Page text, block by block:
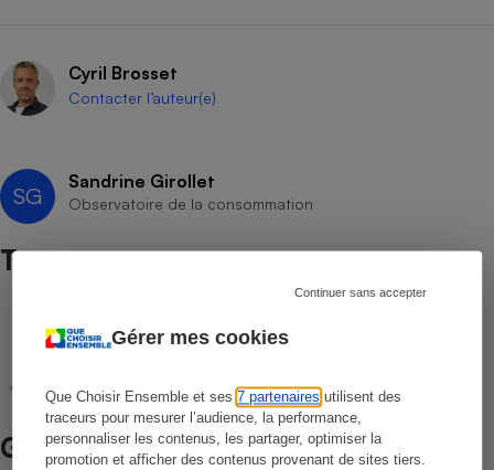
Gérer mes cookies
Que Choisir Ensemble et ses7 partenaires utilisent des
traceurs pour mesurer l’audience, la performance,
personnaliser les contenus, les partager, optimiser la
promotion et afficher des contenus provenant de sites tiers.
Continuer sans accepter
Cyril Brosset
Contacter l’auteur(e)
SG
Sandrine Girollet
Observatoire de la consommation
Test
Antivirus
Guide d’achat